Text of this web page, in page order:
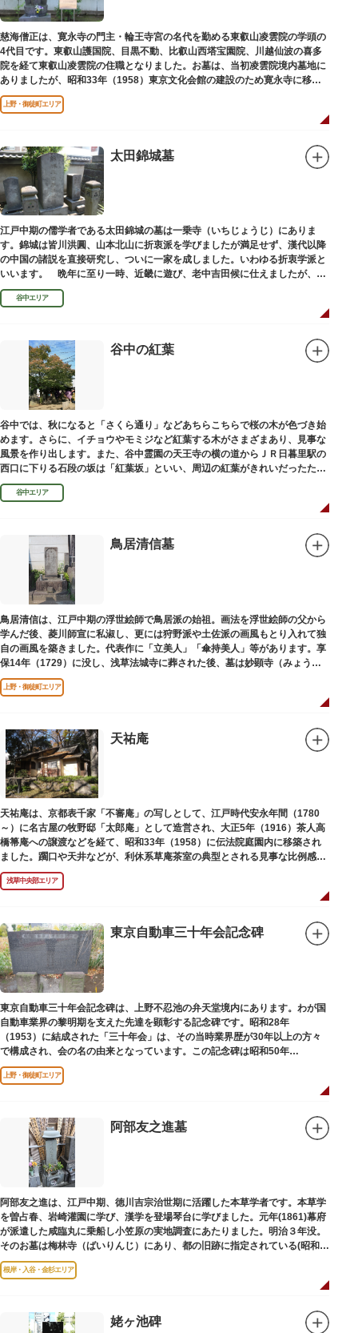
慈海僧正は、寛永寺の門主・輪王寺宮の名代を勤める東叡山凌雲院の学頭の
4代目です。東叡山護国院、目黒不動、比叡山西塔宝園院、川越仙波の喜多
院を経て東叡山凌雲院の住職となりました。お墓は、当初凌雲院境内墓地に
ありましたが、昭和33年（1958）東京文化会館の建設のため寛永寺に移築
されました。
上野・御徒町エリア
太田錦城墓
江戸中期の儒学者である太田錦城の墓は一乗寺（いちじょうじ）にありま
す。錦城は皆川洪圓、山本北山に折衷派を学びましたが満足せず、漢代以降
の中国の諸説を直接研究し、ついに一家を成しました。いわゆる折衷学派と
いいます。 晩年に至り一時、近畿に遊び、老中吉田候に仕えましたが、前
田家に賓使としてまぬかれ、三百石を給せられました。
谷中エリア
谷中の紅葉
谷中では、秋になると「さくら通り」などあちらこちらで桜の木が色づき始
めます。さらに、イチョウやモミジなど紅葉する木がさまざまあり、見事な
風景を作り出します。また、谷中霊園の天王寺の横の道からＪＲ日暮里駅の
西口に下りる石段の坂は「紅葉坂」といい、周辺の紅葉がきれいだったため
このように命名されたという説があります。
谷中エリア
鳥居清信墓
鳥居清信は、江戸中期の浮世絵師で鳥居派の始祖。画法を浮世絵師の父から
学んだ後、菱川師宣に私淑し、更には狩野派や土佐派の画風もとり入れて独
自の画風を築きました。代表作に「立美人」「傘持美人」等があります。享
保14年（1729）に没し、浅草法城寺に葬された後、墓は妙顕寺（みょうけ
んじ）に移されました。
上野・御徒町エリア
天祐庵
天祐庵は、京都表千家「不審庵」の写しとして、江戸時代安永年間（1780
～）に名古屋の牧野邸「太郎庵」として造営され、大正5年（1916）茶人高
橋箒庵への譲渡などを経て、昭和33年（1958）に伝法院庭園内に移築され
ました。躙口や天井などが、利休系草庵茶室の典型とされる見事な比例感を
醸し出しています。
浅草中央部エリア
東京自動車三十年会記念碑
東京自動車三十年会記念碑は、上野不忍池の弁天堂境内にあります。わが国
自動車業界の黎明期を支えた先達を顕彰する記念碑です。昭和28年
（1953）に結成された「三十年会」は、その当時業界歴が30年以上の方々
で構成され、会の名の由来となっています。この記念碑は昭和50年
（1975）に同会が建立しました。
上野・御徒町エリア
阿部友之進墓
阿部友之進は、江戸中期、徳川吉宗治世期に活躍した本草学者です。本草学
を曽占春、岩崎灌園に学び、漢学を登場琴台に学びました。元年(1861)幕府
が派遣した咸臨丸に乗船し小笠原の実地調査にあたりました。明治３年没。
そのお墓は梅林寺（ばいりんじ）にあり、都の旧跡に指定されている(昭和３
年指定)。
根岸・入谷・金杉エリア
姥ヶ池碑